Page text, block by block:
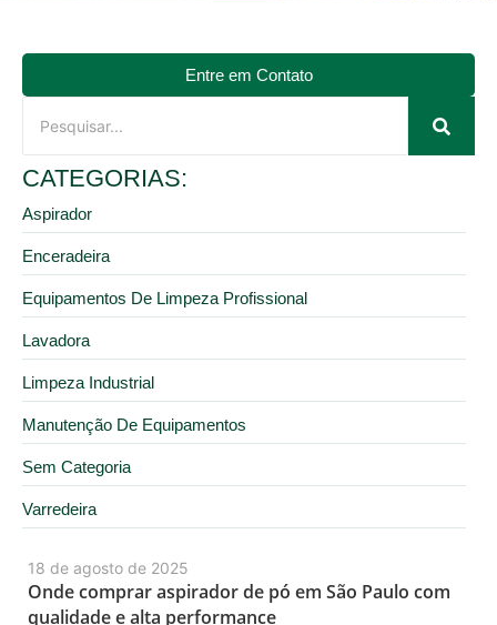
18 de agosto de 2025
Onde comprar aspirador de pó em São Paulo com
qualidade e alta performance
Entre em Contato
CATEGORIAS:
Aspirador
Enceradeira
Equipamentos De Limpeza Profissional
Lavadora
Limpeza Industrial
Manutenção De Equipamentos
Sem Categoria
Varredeira